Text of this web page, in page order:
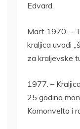
Edvard.
Mart 1970. –
kraljica uvodi
za kraljevske
1977. –
25 godina
Komonvelta i